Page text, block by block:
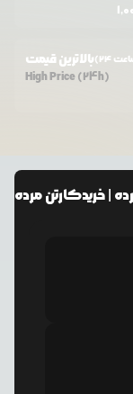
بالاترین قیمت
High Price (24h)
| خریدکارتن مرده